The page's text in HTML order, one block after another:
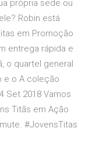
própria sede ou
Robin está
em Promoção
entrega rápida e
o quartel general
e o A coleção
Set 2018 Vamos
Titãs em Ação
#JovensTitas